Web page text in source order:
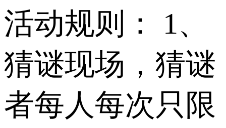
活动规则： 1、
猜谜现场，猜谜
者每人每次只限